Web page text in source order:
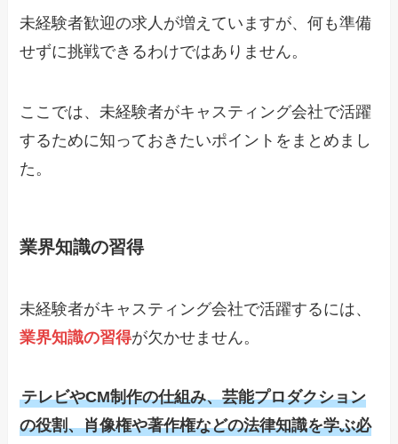
未経験者歓迎の求人が増えていますが、何も準備
せずに挑戦できるわけではありません。
ここでは、未経験者がキャスティング会社で活躍
するために知っておきたいポイントをまとめまし
た。
業界知識の習得
未経験者がキャスティング会社で活躍するには、
業界知識の習得が欠かせません。
テレビやCM制作の仕組み、芸能プロダクション
の役割、肖像権や著作権などの法律知識を学ぶ必